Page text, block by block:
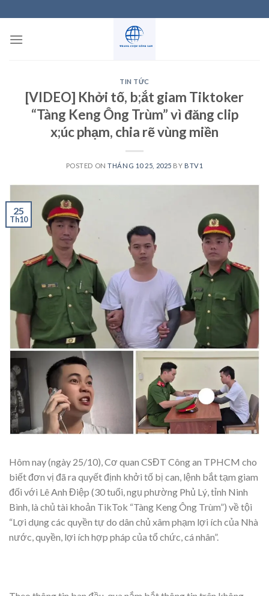
to
content
TIN TỨC
[VIDEO] Khởi tố, b;ắt giam Tiktoker
“Tàng Keng Ông Trùm” vì đăng clip
x;úc phạm, chia rẽ vùng miền
POSTED ONTHÁNG 10 25, 2025 BY BTV1
25
Th10
Hôm nay (ngày 25/10), Cơ quan CSĐT Công an TPHCM cho
biết đơn vị đã ra quyết định khởi tố bị can, lệnh bắt tạm giam
đối với Lê Anh Điệp (30 tuổi, ngụ phường Phủ Lý, tỉnh Ninh
Bình, là chủ tài khoản TikTok “Tàng Keng Ông Trùm”) về tội
“Lợi dụng các quyền tự do dân chủ xâm phạm lợi ích của Nhà
nước, quyền, lợi ích hợp pháp của tổ chức, cá nhân”.